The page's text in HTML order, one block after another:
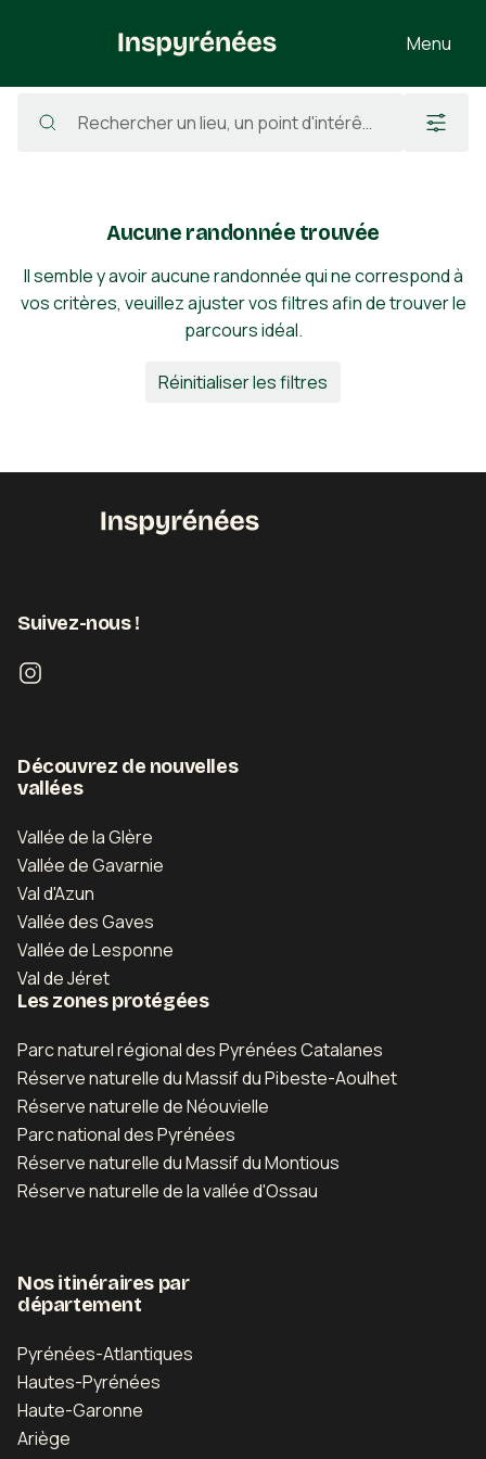
Menu
/ France / Ariège / Auzat
Aucune randonnée trouvée
Il semble y avoir aucune randonnée qui ne correspond à
vos critères, veuillez ajuster vos filtres afin de trouver le
parcours idéal.
Réinitialiser les filtres
Suivez-nous !
Découvrez de nouvelles
vallées
Vallée de la Glère
Vallée de Gavarnie
Val d'Azun
Vallée des Gaves
Vallée de Lesponne
Val de Jéret
Les zones protégées
Parc naturel régional des Pyrénées Catalanes
Réserve naturelle du Massif du Pibeste-Aoulhet
Réserve naturelle de Néouvielle
Parc national des Pyrénées
Réserve naturelle du Massif du Montious
Réserve naturelle de la vallée d'Ossau
Nos itinéraires par
département
Pyrénées-Atlantiques
Hautes-Pyrénées
Haute-Garonne
Ariège